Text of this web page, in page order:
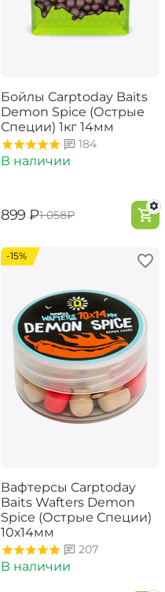
Бойлы Carptoday Baits
Demon Spice (Острые
Специи) 1кг 14мм
184
В наличии
‍899‍ ₽‍1 058‍₽
-15%
Вафтерсы Carptoday
Baits Wafters Demon
Spice (Острые Специи)
10х14мм
207
В наличии